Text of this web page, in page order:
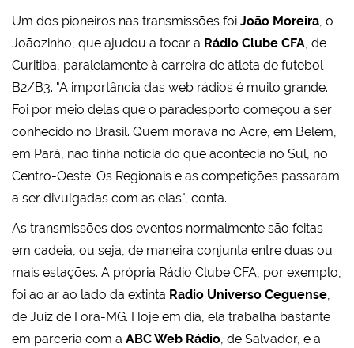
Um dos pioneiros nas transmissões foi João Moreira, o
Joãozinho, que ajudou a tocar a Rádio Clube CFA, de
Curitiba, paralelamente à carreira de atleta de futebol
B2/B3. "A importância das web rádios é muito grande.
Foi por meio delas que o paradesporto começou a ser
conhecido no Brasil. Quem morava no Acre, em Belém,
em Pará, não tinha notícia do que acontecia no Sul, no
Centro-Oeste. Os Regionais e as competições passaram
a ser divulgadas com as elas", conta.
As transmissões dos eventos normalmente são feitas
em cadeia, ou seja, de maneira conjunta entre duas ou
mais estações. A própria Rádio Clube CFA, por exemplo,
foi ao ar ao lado da extinta Radio Universo Ceguense,
de Juiz de Fora-MG. Hoje em dia, ela trabalha bastante
em parceria com a ABC Web Rádio, de Salvador, e a